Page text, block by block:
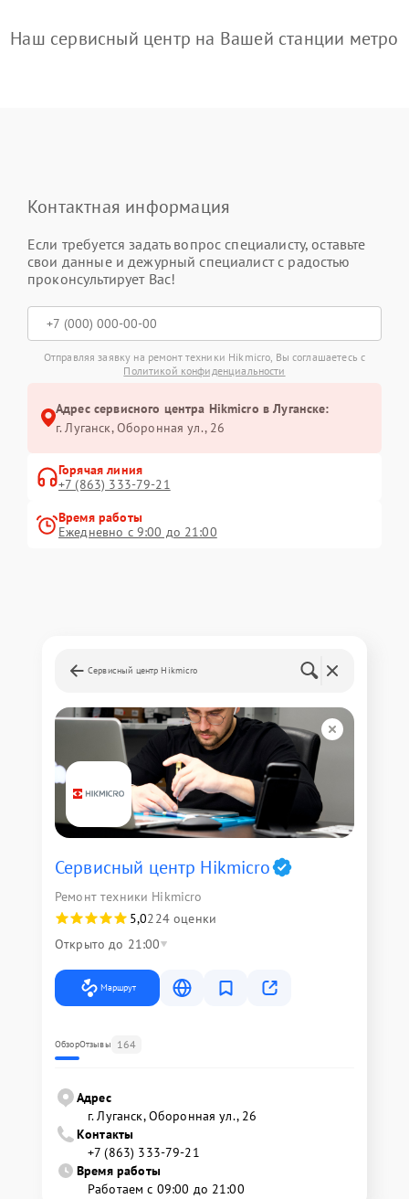
Наш сервисный центр на Вашей станции метро
Контактная информация
Если требуется задать вопрос специалисту, оставьте
свои данные и дежурный специалист с радостью
проконсультирует Вас!
Отправляя заявку на ремонт техники Hikmicro, Вы соглашаетесь с
Политикой конфиденциальности
Адрес сервисного центра Hikmicro в Луганске:
г. Луганск, Оборонная ул., 26
Горячая линия
+7 (863) 333-79-21
Время работы
Ежедневно с 9:00 до 21:00
Сервисный центр Hikmicro
Сервисный центр Hikmicro
Ремонт техники Hikmicro
5,0224 оценки
Открыто до 21:00
Маршрут
ОбзорОтзывы 164
Адрес
г. Луганск, Оборонная ул., 26
Контакты
+7 (863) 333-79-21
Время работы
Работаем с 09:00 до 21:00